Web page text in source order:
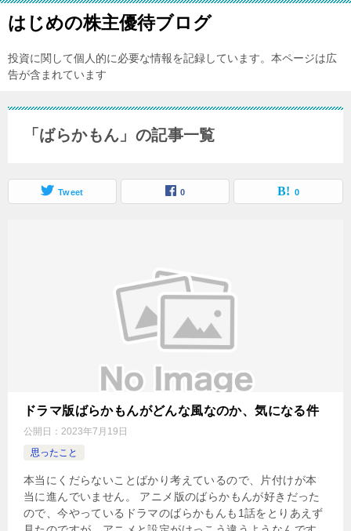
はじめの株主優待ブログ
投資に関して個人的に必要な情報を記録しています。本ページは広
告が含まれています
「ばらかもん」の記事一覧
Tweet 0 0
ドラマ版ばらかもんがどんな風なのか、気になる件
公開日： 2023年7月19日
思ったこと
本当にくだらないことばかり考えているので、片付けが本
当に進んでいません。 アニメ版のばらかもんが好きだった
ので、今やっているドラマのばらかもんも1話をとりあえず